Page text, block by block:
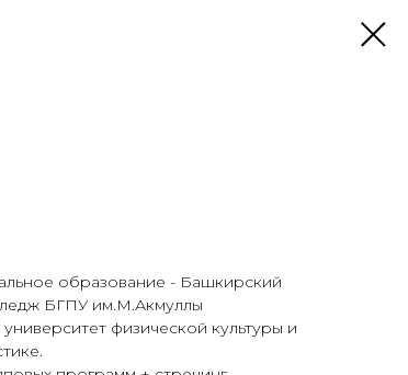
образование - Башкирский
БГПУ им.М.Акмуллы
физической культуры и